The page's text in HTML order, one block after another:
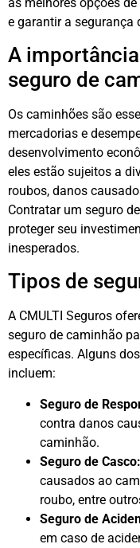
e garantir a segurança
A
seguro de
Os caminhões são
mercadorias e
desenvolvimento
eles estão sujeitos a
roubos, danos
Contratar um seguro
proteger seu
inesperados.
Tipos de
A CMULTI Seguros
seguro de caminhão
específicas. Alguns
incluem:
Seguro de
contra danos
caminhão.
Seguro de Casco:
causados ao
roubo, entre
Seguro de
em caso de